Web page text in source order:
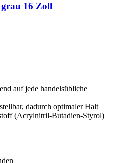
16 Zoll
auf jede handelsübliche
dadurch optimaler Halt
(Acrylnitril-Butadien-Styrol)